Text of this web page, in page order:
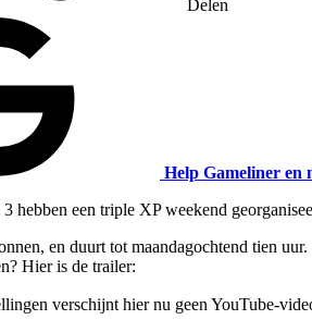
Delen
Help Gameliner en
hebben een triple XP weekend
en duurt tot maandagochtend tien
Hier is de trailer:
verschijnt hier nu geen YouTube-